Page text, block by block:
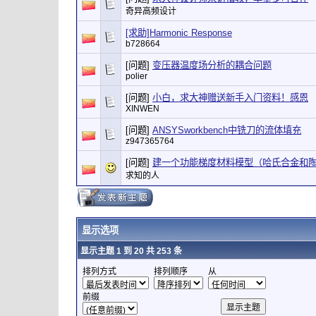
奇异高频设计
[求助]Harmonic Response
b728664
[问题] 变压器温度场分析的耦合问题
polier
[问题] 小白，求大神赠送新手入门资料！感恩
XINWEN
[问题] ANSYSworkbench中铣刀的流体填充
z947365764
[问题] 建一个功能梯度材料模型（哈氏合金和
求知的人
显示选项
显示主题 1 到 20 共 253 条
排列方式 排列顺序 从
前缀